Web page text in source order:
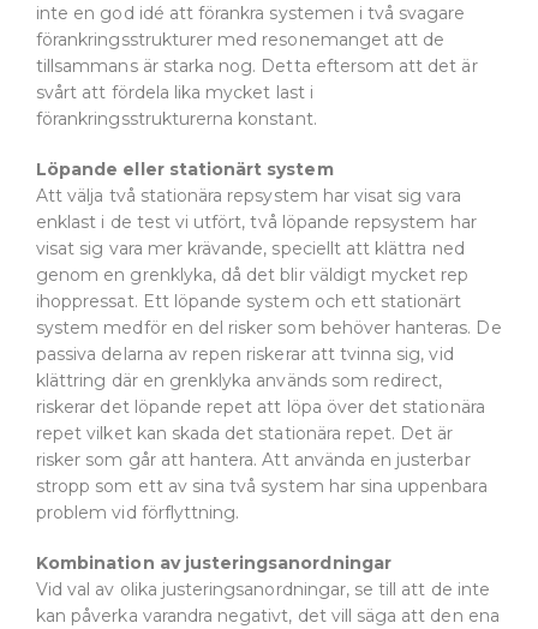
inte en god idé att förankra systemen i två svagare
förankringsstrukturer med resonemanget att de
tillsammans är starka nog. Detta eftersom att det är
svårt att fördela lika mycket last i
förankringsstrukturerna konstant.
Löpande eller stationärt system
Att välja två stationära repsystem har visat sig vara
enklast i de test vi utfört, två löpande repsystem har
visat sig vara mer krävande, speciellt att klättra ned
genom en grenklyka, då det blir väldigt mycket rep
ihoppressat. Ett löpande system och ett stationärt
system medför en del risker som behöver hanteras. De
passiva delarna av repen riskerar att tvinna sig, vid
klättring där en grenklyka används som redirect,
riskerar det löpande repet att löpa över det stationära
repet vilket kan skada det stationära repet. Det är
risker som går att hantera. Att använda en justerbar
stropp som ett av sina två system har sina uppenbara
problem vid förflyttning.
Kombination av justeringsanordningar
Vid val av olika justeringsanordningar, se till att de inte
kan påverka varandra negativt, det vill säga att den ena